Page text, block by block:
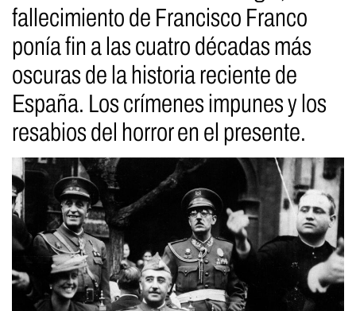
fallecimiento de Francisco Franco
ponía fin a las cuatro décadas más
oscuras de la historia reciente de
España. Los crímenes impunes y los
resabios del horror en el presente.